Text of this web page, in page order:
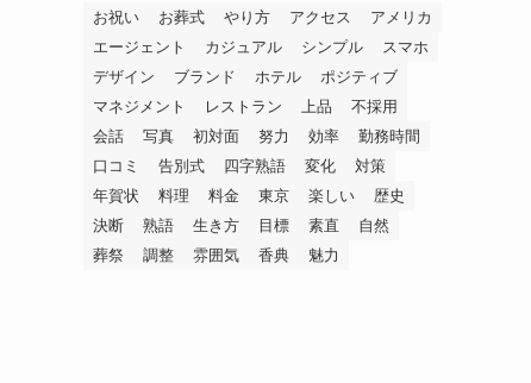
お祝い お葬式 やり方 アクセス
アメリカ
エージェント
カジュアル シンプル
スマホ
デザイン
ブランド ホテル
ポジティブ
マネジメント
レストラン 上品
不採用
会話
写真 初対面 努力 効率
勤務時間
口コミ
告別式 四字熟語 変化
対策
年賀状
料理 料金 東京 楽しい
歴史
決断
熟語 生き方 目標 素直
自然
葬祭
調整 雰囲気 香典 魅力